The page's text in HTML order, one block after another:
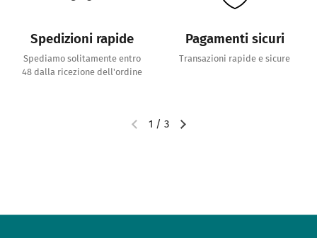
Spedizioni rapide
Spediamo solitamente entro
48 dalla ricezione dell'ordine
Pagamenti sicuri
Transazioni rapide e sicure
1 / 3